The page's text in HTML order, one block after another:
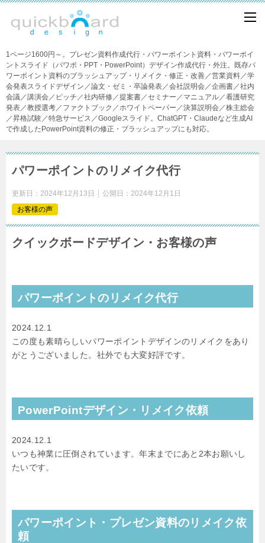
1ページ1600円～。プレゼン資料作成代行・パワーポイント資料・パワーポイ
ントスライド（パワポ・PPT・PowerPoint）デザイン作成代行・外注。既存パ
ワーポイント資料のブラッシュアップ・リメイク・修正・改善／営業資料／学
会発表スライドデザイン／論文・ゼミ・卒論発表／会社説明会／企画書／社内
会議／講演会／ピッチ／社内研修／提案書／セミナー／マニュアル／看護研究
発表／教授選考／ファクトブック／ホワイトペーパー／決算説明会／株主総会
／昇格試験／特急サービス／Googleスライド。ChatGPT・Claudeなど生成AI
で作成したPowerPoint資料の修正・ブラッシュアップにも対応。
パワーポイントのリメイク代行
更新日： 2024年12月13日 公開日： 2024年12月1日
お客様の声
クイックボードデザイン・お客様の声
パワーポイントのリメイク代行
2024.12.1
この度も素晴らしいパワーポイントデザインのリメイクをあり
がとうございました。社外でも大変好評です。
PowerPointデザイン・リメイク依頼
2024.12.1
いつも神業に圧倒されています。年末までにあと2本お願いし
たいです。
パワーポイント・プレゼン資料のリメイク依
頼